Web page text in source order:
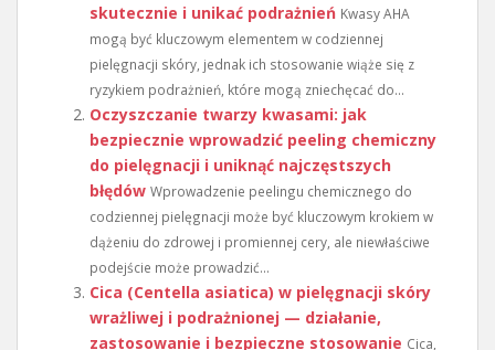
skutecznie i unikać podrażnień Kwasy AHA
mogą być kluczowym elementem w codziennej
pielęgnacji skóry, jednak ich stosowanie wiąże się z
ryzykiem podrażnień, które mogą zniechęcać do...
Oczyszczanie twarzy kwasami: jak
bezpiecznie wprowadzić peeling chemiczny
do pielęgnacji i uniknąć najczęstszych
błędów Wprowadzenie peelingu chemicznego do
codziennej pielęgnacji może być kluczowym krokiem w
dążeniu do zdrowej i promiennej cery, ale niewłaściwe
podejście może prowadzić...
Cica (Centella asiatica) w pielęgnacji skóry
wrażliwej i podrażnionej — działanie,
zastosowanie i bezpieczne stosowanie Cica,